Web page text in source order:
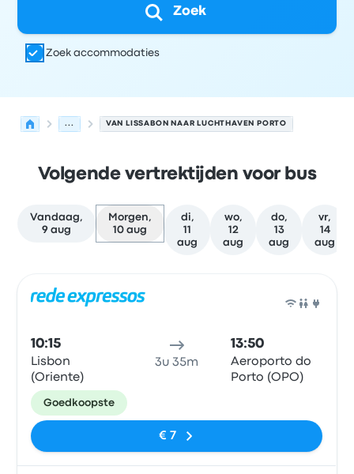
Zoek
Zoek accommodaties
... VAN LISSABON NAAR LUCHTHAVEN PORTO
Volgende vertrektijden voor bus
Vandaag,
9 aug
Morgen,
10 aug
di,
11
aug
wo,
12
aug
do,
13
aug
vr,
14
aug
10:15
Lisbon
(Oriente)
3u 35m
13:50
Aeroporto do
Porto (OPO)
Goedkoopste
€ 7